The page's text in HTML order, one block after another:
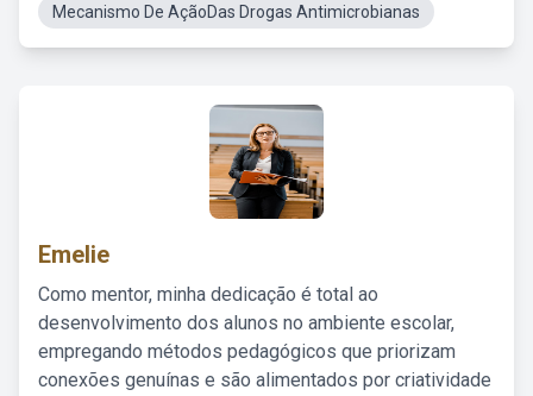
Mecanismo De AçãoDas Drogas Antimicrobianas
Emelie
Como mentor, minha dedicação é total ao
desenvolvimento dos alunos no ambiente escolar,
empregando métodos pedagógicos que priorizam
conexões genuínas e são alimentados por criatividade